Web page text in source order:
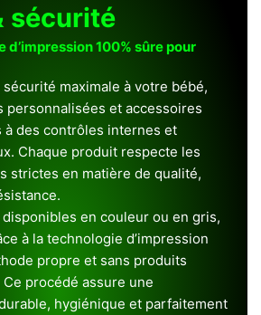
sécurité
100% sûre pour
maximale à votre bébé,
personnalisées et accessoires
à des contrôles internes et
Chaque produit respecte les
strictes en matière de qualité,
en couleur ou en gris,
à la technologie d’impression
propre et sans produits
procédé assure une
hygiénique et parfaitement